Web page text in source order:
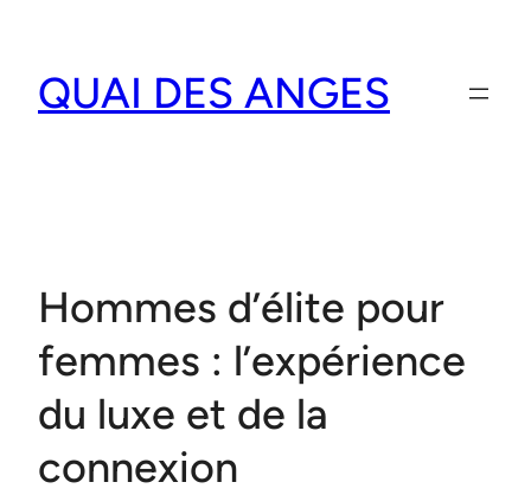
contenu
QUAI DES ANGES
Hommes d’élite pour
femmes : l’expérience
du luxe et de la
connexion